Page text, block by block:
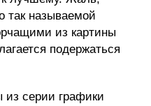
так называемой
из картины
подержаться
серии графики